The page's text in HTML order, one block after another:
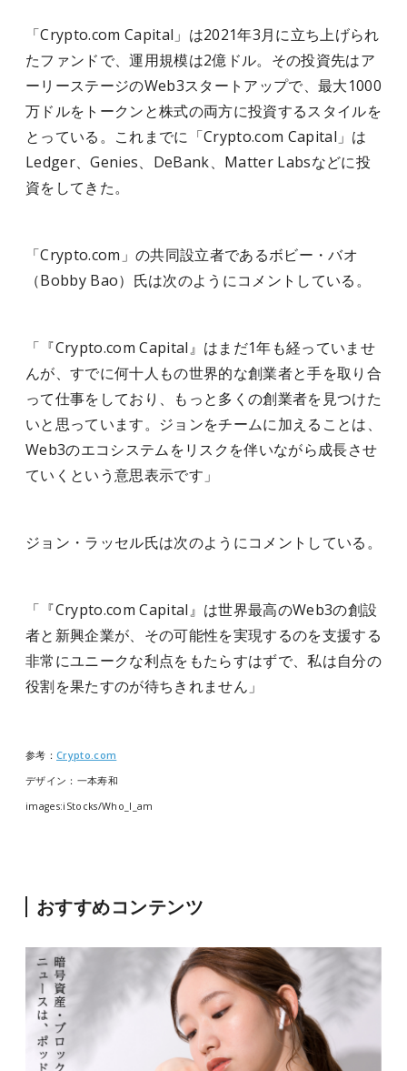
「Crypto.com Capital」は2021年3月に立ち上げられ
たファンドで、運用規模は2億ドル。その投資先はア
ーリーステージのWeb3スタートアップで、最大1000
万ドルをトークンと株式の両方に投資するスタイルを
とっている。これまでに「Crypto.com Capital」は
Ledger、Genies、DeBank、Matter Labsなどに投
資をしてきた。
「Crypto.com」の共同設立者であるボビー・バオ
（Bobby Bao）氏は次のようにコメントしている。
「『Crypto.com Capital』はまだ1年も経っていませ
んが、すでに何十人もの世界的な創業者と手を取り合
って仕事をしており、もっと多くの創業者を見つけた
いと思っています。ジョンをチームに加えることは、
Web3のエコシステムをリスクを伴いながら成長させ
ていくという意思表示です」
ジョン・ラッセル氏は次のようにコメントしている。
「『Crypto.com Capital』は世界最高のWeb3の創設
者と新興企業が、その可能性を実現するのを支援する
非常にユニークな利点をもたらすはずで、私は自分の
役割を果たすのが待ちきれません」
参考： Crypto.com
デザイン：一本寿和
images:iStocks/Who_I_am
おすすめコンテンツ